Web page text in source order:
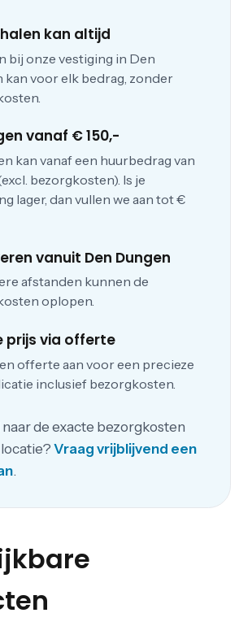
kan altijd
bij onze vestiging in Den
kan voor elk bedrag, zonder
vanaf € 150,-
kan vanaf een huurbedrag van
bezorgkosten). Is je
lager, dan vullen we aan tot €
vanuit Den Dungen
afstanden kunnen de
oplopen.
prijs via offerte
offerte aan voor een precieze
inclusief bezorgkosten.
de exacte bezorgkosten
Vraag vrijblijvend een
.